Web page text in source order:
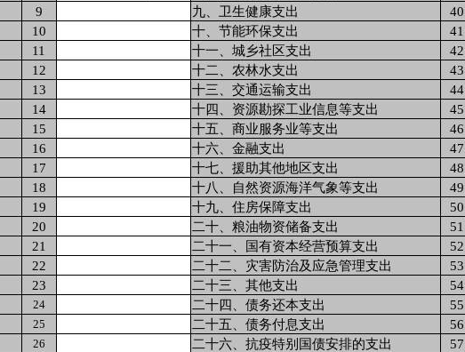
9
九、卫生健康支出 40
10
十、节能环保支出 41
11
十一、城乡社区支出 42
12
十二、农林水支出 43
13
十三、交通运输支出 44
14
十四、资源勘探工业信息等支出 45
15
十五、商业服务业等支出 46
16
十六、金融支出 47
17
十七、援助其他地区支出 48
18
十八、自然资源海洋气象等支出 49
19
十九、住房保障支出 50
20
二十、粮油物资储备支出 51
21
二十一、国有资本经营预算支出 52
22
二十二、灾害防治及应急管理支出 53
23
二十三、其他支出 54
24 二十四、债务还本支出 55
25 二十五、债务付息支出 56
26 二十六、抗疫特别国债安排的支出 57